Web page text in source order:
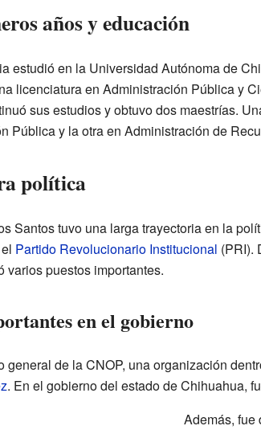
años y educación
estudió en la Universidad Autónoma de
licenciatura en Administración Pública y
sus estudios y obtuvo dos maestrías.
Pública y la otra en Administración de
política
Santos tuvo una larga trayectoria en la
Partido Revolucionario Institucional (PRI).
varios puestos importantes.
en el gobierno
general de la CNOP, una organización
. En el gobierno del estado de Chihuahua,
Además, fue